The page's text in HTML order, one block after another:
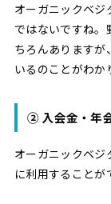
オーガニックベジ
ではないですね。
ちろんありますが
いるのことがわか
② 入会金・年
オーガニックベジ
に利用することが